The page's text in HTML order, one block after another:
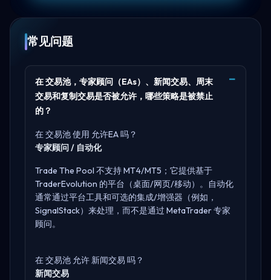
常见问题
在 交易池，专家顾问（EAs）、新闻交易、周末
交易和复制交易是否被允许，哪些策略是被禁止
的？
在 交易池 使用 允许EA 吗？
专家顾问 / 自动化
Trade The Pool 不支持 MT4/MT5；它提供基于
TraderEvolution 的平台（桌面/网页/移动）。自动化
通常通过平台工具和可选的集成/增强器（例如，
SignalStack）来处理，而不是通过 MetaTrader 专家
顾问。
在 交易池 允许 新闻交易 吗？
新闻交易